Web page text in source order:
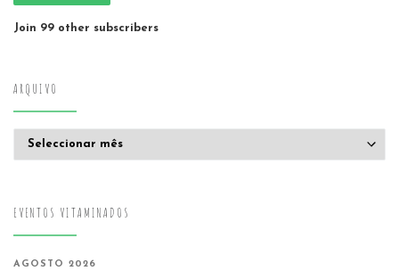
Join 99 other subscribers
ARQUIVO
EVENTOS VITAMINADOS
AGOSTO 2026